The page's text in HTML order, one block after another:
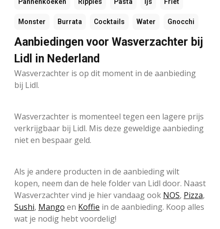
Monster Burrata Cocktails Water Gnocchi
Aanbiedingen voor Wasverzachter bij
Lidl in Nederland
Wasverzachter is op dit moment in de aanbieding
bij Lidl.
Wasverzachter is momenteel tegen een lagere prijs
verkrijgbaar bij Lidl. Mis deze geweldige aanbieding
niet en bespaar geld.
Als je andere producten in de aanbieding wilt
kopen, neem dan de hele folder van Lidl door. Naast
Wasverzachter vind je hier vandaag ook NOS, Pizza,
Sushi, Mango en Koffie in de aanbieding. Koop alles
wat je nodig hebt voordelig!